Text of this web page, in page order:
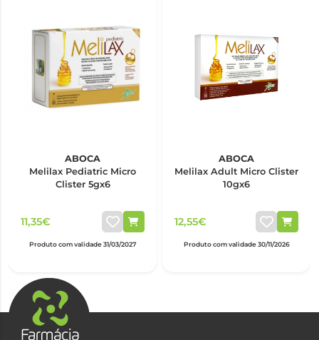
ABOCA
Melilax Pediatric Micro
Clister 5gx6
11,35€
Produto com validade 31/03/2027
ABOCA
Melilax Adult Micro Clister
10gx6
12,55€
Produto com validade 30/11/2026